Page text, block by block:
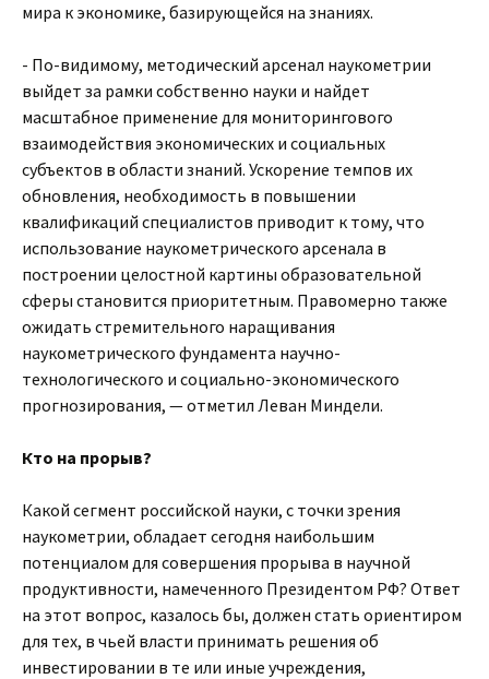
мира к экономике, базирующейся на знаниях.
- По-видимому, методический арсенал наукометрии
выйдет за рамки собственно науки и найдет
масштабное применение для мониторингового
взаимодействия экономических и социальных
субъектов в области знаний. Ускорение темпов их
обновления, необходимость в повышении
квалификаций специалистов приводит к тому, что
использование наукометрического арсенала в
построении целостной картины образовательной
сферы становится приоритетным. Правомерно также
ожидать стремительного наращивания
наукометрического фундамента научно-
технологического и социально-экономического
прогнозирования, — отметил Леван Миндели.
Кто на прорыв?
Какой сегмент российской науки, с точки зрения
наукометрии, обладает сегодня наибольшим
потенциалом для совершения прорыва в научной
продуктивности, намеченного Президентом РФ? Ответ
на этот вопрос, казалось бы, должен стать ориентиром
для тех, в чьей власти принимать решения об
инвестировании в те или иные учреждения,